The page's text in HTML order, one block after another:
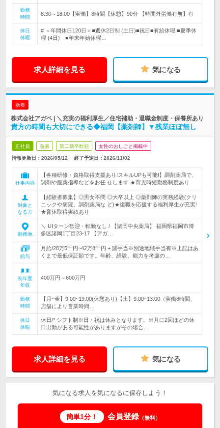
勤務
時間
8:30～18:00【実働】8時間【休憩】90分 【時間外労働有無】有
休日
休暇
# ＜年間休日120日＞■週休2日制 (土日)■祝日■有給休暇 ■夏季休
暇 (4日) ■年末年始休暇…
求人詳細を見る 気になる
新着
株式会社アガペ | ＼充実の福利厚生／住宅補助・退職金制度・保養所あり
貴方の時間も大切にできる◆福岡【薬剤師】▼残業ほぼ無し
正社員 急募 第二新卒歓迎 女性のおしごと掲載中
情報更新日：2026/05/12 終了予定日： 2026/11/02
仕事内容
【各種研修・資格取得支援あり!スキルUPも可能!】調剤薬局で、
調剤や服薬指導などをお任 せします ★育児時短勤務制度あり
対象と
なる方
【経験者募集】◎男女不問 ◎大卒以上 ◎薬剤師の実務経験(クリ
ニックや病院、調剤薬局な ど)★復職を応援する福利厚生が充実!
★育休取得実績あり
勤務地
＼ UIターン歓迎・転勤なし / 【諸岡中央薬局】 福岡県福岡市博
多区諸岡1丁目23-17 【アガ…
給与
月給/28万5千円~42万8千円 + 諸手当※別途地域手当有※上記はあ
くまで最低保証額です。年齢、経験、能力を考慮の…
初年度
年収
400万円～600万円
勤務
時間
【月~金】9:00~19:00(休憩あり)【土】9:00~13:00（実働8時間、
店舗により営業時間…
休日
休暇
休日/* シフト制※日・祝は休みとなります。※月に2回ほどの休
日出勤がある可能性がありますがその場合…
求人詳細を見る 気になる
気になる求人を気になるに保存しよう！
簡単1分！ 会員登録（無料）